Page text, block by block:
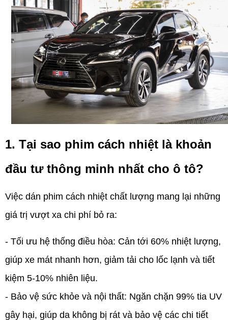
1. Tại sao phim cách nhiệt là khoản
đầu tư thông minh nhất cho ô tô?
Việc dán phim cách nhiệt chất lượng mang lại những
giá trị vượt xa chi phí bỏ ra:
- Tối ưu hệ thống điều hòa: Cản tới 60% nhiệt lượng,
giúp xe mát nhanh hơn, giảm tải cho lốc lạnh và tiết
kiệm 5-10% nhiên liệu.
- Bảo vệ sức khỏe và nội thất: Ngăn chặn 99% tia UV
gây hại, giúp da không bị rát và bảo vệ các chi tiết